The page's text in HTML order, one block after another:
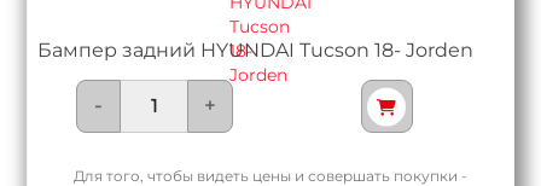
Бампер задний HYUNDAI Tucson 18- Jorden
- +
Для того, чтобы видеть цены и совершать покупки -